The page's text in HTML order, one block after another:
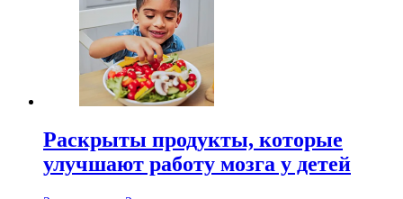
Раскрыты продукты, которые
улучшают работу мозга у детей